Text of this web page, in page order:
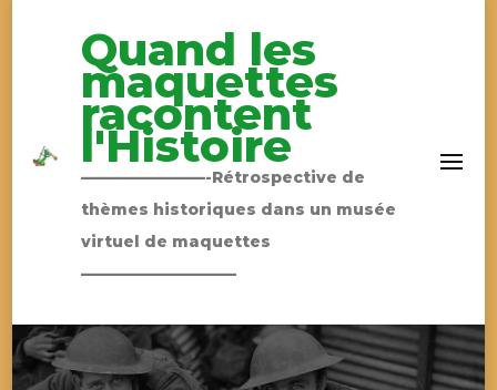
Quand les
maquettes
racontent
l'Histoire
————————-Rétrospective de
thèmes historiques dans un musée
virtuel de maquettes
——————————